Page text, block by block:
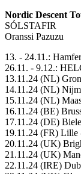
Nordic Descent
SÓLSTAFIR
Oranssi Pazuzu
13. - 24.11.:
26.11. - 9.12.:
13.11.24 (NL)
14.11.24 (NL)
15.11.24 (NL)
16.11.24 (BE)
17.11.24 (DE)
19.11.24 (FR) Lille
20.11.24 (UK)
21.11.24 (UK)
22.11.24 (IRE)